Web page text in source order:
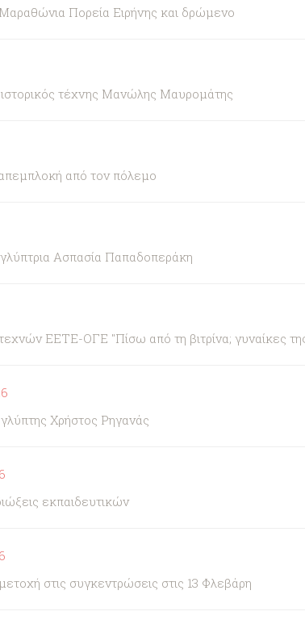
Πορεία Ειρήνης και δρώμενο
τέχνης Μανώλης Μαυρομάτης
από τον πόλεμο
Ασπασία Παπαδοπεράκη
ΕΕΤΕ-ΟΓΕ "Πίσω από τη βιτρίνα; γυναίκες
Χρήστος Ρηγανάς
εκπαιδευτικών
στις συγκεντρώσεις στις 13 Φλεβάρη